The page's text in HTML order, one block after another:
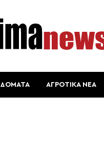
ΑΓΡΟΤΙΚΑ ΝΕΑ